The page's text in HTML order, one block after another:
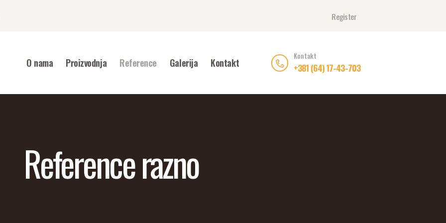
Register
O nama Proizvodnja Reference Galerija Kontakt
Kontakt
+381 (64) 17-43-703
Reference razno
REFERENCE
KONTAKT